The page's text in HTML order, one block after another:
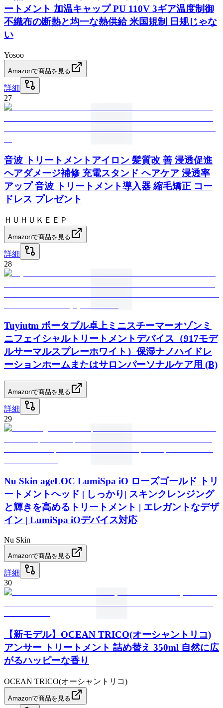
ートメント 加温キャップ PU 110V 3ギア温度制御
不織布の断熱と均一な熱供給 米国規制 日规じゃな
い
Yosoo
Amazonで商品を見る
詳細
27
音波 トリートメントアイロン 髪質改 善 浸透促進
ヘアダメージ補修 充電スタンド ヘアケア 浸透率
アップ 音波 トリートメント導入器 縮毛矯正 コー
ドレス プレゼント
ＨＵＨＵＫＥＥＰ
Amazonで商品を見る
詳細
28
Tuyiutm ポータブル卓上ミニスチーマーオゾンミ
ニフェイシャルトリートメントデバイス（917モデ
ルサーマルスプレーホワイト）保湿ナノハイドレ
ーションホームまたはサロンパーソナルケア用 (B)
Amazonで商品を見る
詳細
29
Nu Skin ageLOC LumiSpa iO ローズゴールド トリ
ートメントヘッド | しっかり| スキンクレンジング
と輝きを高めるトリートメント | エレガントなデザ
イン | LumiSpa iOデバイス対応
Nu Skin
Amazonで商品を見る
詳細
30
【新モデル】OCEAN TRICO(オーシャントリコ)
アンサー トリートメント 詰め替え 350ml 自然に広
がるハッピーな香り
OCEAN TRICO(オーシャントリコ)
Amazonで商品を見る